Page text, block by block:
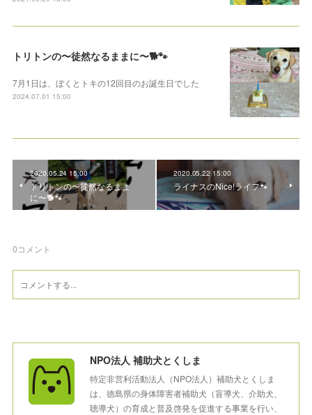
トリトンの〜徒然なるままに〜🐕🐾
7月1日は、ぼくとトキの12回目のお誕生日でした
2024.07.01 15:00
2020.05.24 15:00
トリトンの〜徒然なるまま
に〜🐕🐾
2020.05.22 15:00
ライナスのNice!ライフ🐾
0コメント
NPO法人 補助犬とくしま
特定非営利活動法人（NPO法人）補助犬とくしま
は、徳島県の身体障害者補助犬（盲導犬、介助犬、
聴導犬）の育成と普及啓発を促進する事業を行い、